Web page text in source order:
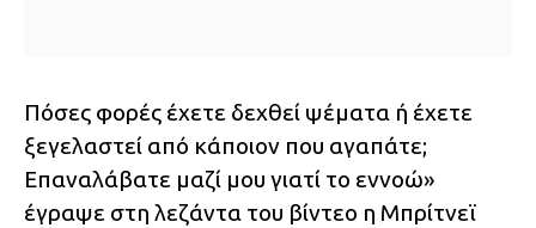
Πόσες φορές έχετε δεχθεί ψέματα ή έχετε
ξεγελαστεί από κάποιον που αγαπάτε;
Επαναλάβατε μαζί μου γιατί το εννοώ»
έγραψε στη λεζάντα του βίντεο η Μπρίτνεϊ